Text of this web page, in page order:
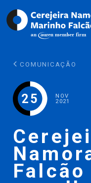
COMUNICAÇÃO
25 NOV
2021